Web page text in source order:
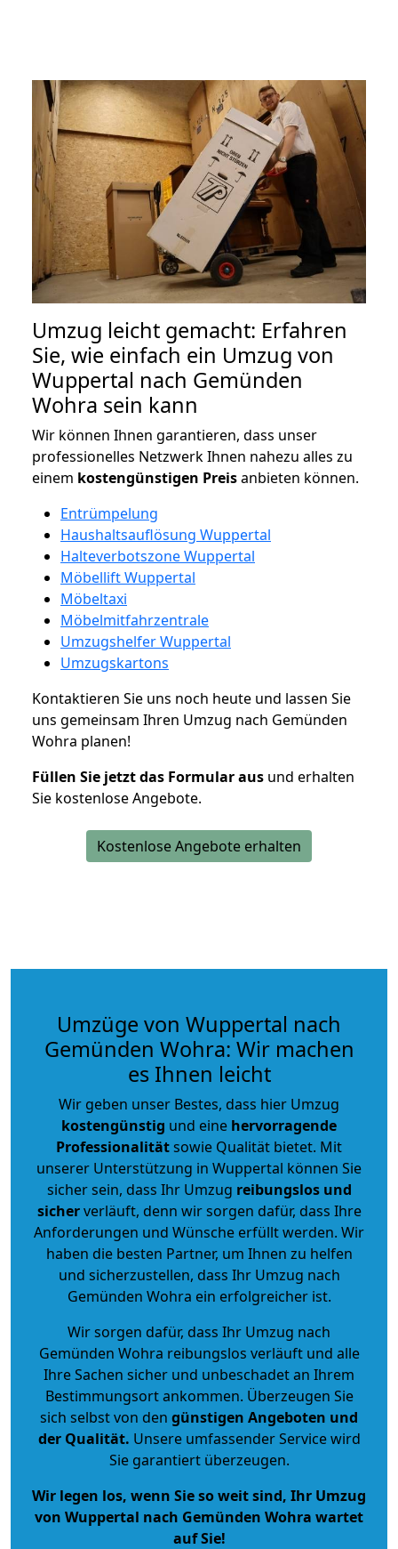
Umzug leicht gemacht: Erfahren
Sie, wie einfach ein Umzug von
Wuppertal nach Gemünden
Wohra sein kann
Wir können Ihnen garantieren, dass unser
professionelles Netzwerk Ihnen nahezu alles zu
einem kostengünstigen Preisanbieten können.
Entrümpelung
Haushaltsauflösung Wuppertal
Halteverbotszone Wuppertal
Möbellift Wuppertal
Möbeltaxi
Möbelmitfahrzentrale
Umzugshelfer Wuppertal
Umzugskartons
Kontaktieren Sie uns noch heute und lassen Sie
uns gemeinsam Ihren Umzug nach Gemünden
Wohra planen!
Füllen Sie jetzt das Formular aus und erhalten
Sie kostenlose Angebote.
Kostenlose Angebote erhalten
Umzüge von Wuppertal nach
Gemünden Wohra: Wir machen
es Ihnen leicht
Wir geben unser Bestes, dass hier Umzug
kostengünstig und eine hervorragende
Professionalitätsowie Qualität bietet. Mit
unserer Unterstützung in Wuppertal können Sie
sicher sein, dass Ihr Umzug reibungslos und
sicherverläuft, denn wir sorgen dafür, dass Ihre
Anforderungen und Wünsche erfüllt werden. Wir
haben die besten Partner, um Ihnen zu helfen
und sicherzustellen, dass Ihr Umzug nach
Gemünden Wohra ein erfolgreicher ist.
Wir sorgen dafür, dass Ihr Umzug nach
Gemünden Wohra reibungslos verläuft und alle
Ihre Sachen sicher und unbeschadet an Ihrem
Bestimmungsort ankommen. Überzeugen Sie
sich selbst von den günstigen Angeboten und
der Qualität. Unsere umfassender Service wird
Sie garantiert überzeugen.
Wir legen los, wenn Sie so weit sind, Ihr Umzug
von Wuppertal nach Gemünden Wohra wartet
auf Sie!